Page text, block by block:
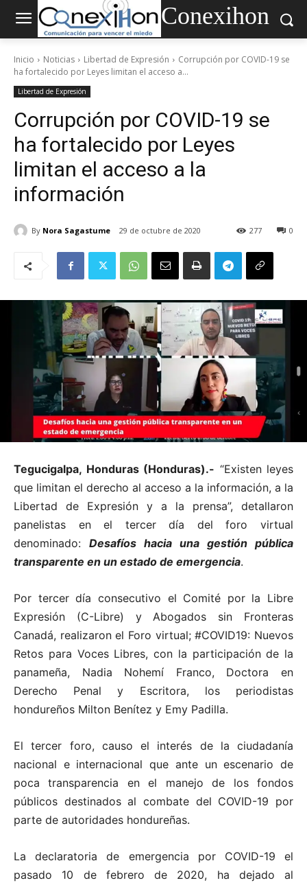
Conexihon
Inicio Noticias Libertad de Expresión
Corrupción por COVID-19 se
ha fortalecido por Leyes limitan el acceso a...
Libertad de Expresión
Corrupción por COVID-19 se
ha fortalecido por Leyes
limitan el acceso a la
información
By Nora Sagastume 29 de octubre de 2020 0
277
Tegucigalpa, Honduras (Honduras).- “Existen leyes
que limitan el derecho al acceso a la información, a la
Libertad de Expresión y a la prensa”, detallaron
panelistas en el tercer día del foro virtual
denominado: Desafíos hacia una gestión pública
transparente en un estado de emergencia.
Por tercer día consecutivo el Comité por la Libre
Expresión (C-Libre) y Abogados sin Fronteras
Canadá, realizaron el Foro virtual; #COVID19: Nuevos
Retos para Voces Libres, con la participación de la
panameña, Nadia Nohemí Franco, Doctora en
Derecho Penal y Escritora, los periodistas
hondureños Milton Benítez y Emy Padilla.
El tercer foro, causo el interés de la ciudadanía
nacional e internacional que ante un escenario de
poca transparencia en el manejo de los fondos
públicos destinados al combate del COVID-19 por
parte de autoridades hondureñas.
La declaratoria de emergencia por COVID-19 el
pasado 10 de febrero de 2020, ha dejado al